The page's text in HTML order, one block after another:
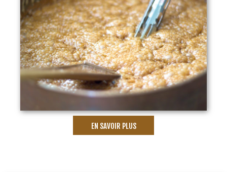
EN SAVOIR PLUS